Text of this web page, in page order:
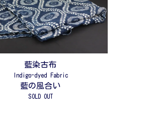
藍染古布
Indigo-dyed Fabric
藍の風合い
SOLD OUT